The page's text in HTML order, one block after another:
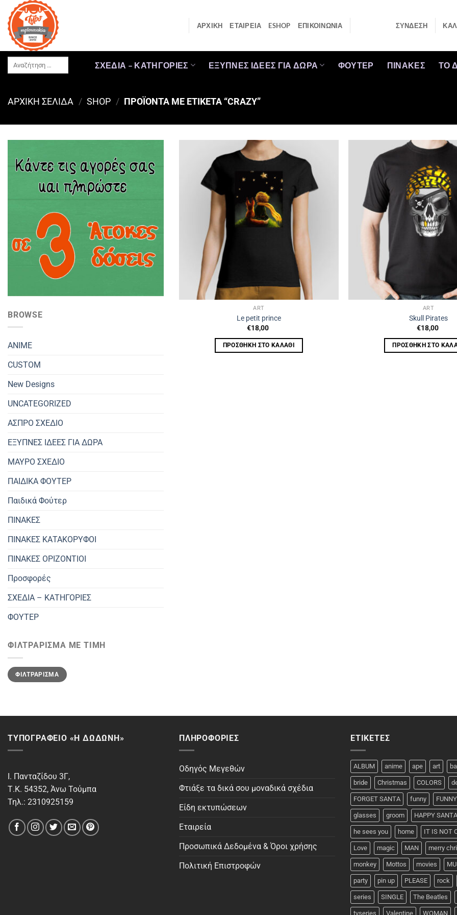
Μετάβαση
στο
περιεχόμενο
ΑΡΧΙΚΗ ΕΤΑΙΡΕΙΑ ESHOP ΕΠΙΚΟΙΝΩΝΙΑ ΣΎΝΔΕΣΗ
Αναζήτηση
ΣΧΕΔΙΑ – ΚΑΤΗΓΟΡΙΕΣ ΕΞΥΠΝΕΣ ΙΔΕΕΣ ΓΙΑ ΔΩΡΑ ΦΟΥΤΕΡ ΠΙΝΑΚΕΣ ΤΟ
ΑΡΧΙΚΉ ΣΕΛΊΔΑ / SHOP / ΠΡΟΪΌΝΤΑ ΜΕ ΕΤΙΚΈΤΑ “CRAZY”
BROWSE
ANIME
CUSTOM
New Designs
UNCATEGORIZED
ΑΣΠΡΟ ΣΧΕΔΙΟ
ΕΞΥΠΝΕΣ ΙΔΕΕΣ ΓΙΑ ΔΩΡΑ
ΜΑΥΡΟ ΣΧΕΔΙΟ
ΠΑΙΔΙΚΑ ΦΟΥΤΕΡ
Παιδικά Φούτερ
ΠΙΝΑΚΕΣ
ΠΙΝΑΚΕΣ ΚΑΤΑΚΟΡΥΦΟΙ
ΠΙΝΑΚΕΣ ΟΡΙΖΟΝΤΙΟΙ
Προσφορές
ΣΧΕΔΙΑ – ΚΑΤΗΓΟΡΙΕΣ
ΦΟΥΤΕΡ
ΦΙΛΤΡΆΡΙΣΜΑ ΜΕ ΤΙΜΉ
Ελάχιστη
τιμή
Μέγιστη
τιμήΦΙΛΤΡΆΡΙΣΜΑ
ART
Le petit prince
€18,00
ΠΡΟΣΘΉΚΗ ΣΤΟ ΚΑΛΆΘΙ
ART
Skull Pirates
€18,00
ΠΡΟΣΘΉΚΗ ΣΤΟ
ΤΥΠΟΓΡΑΦΕΙΟ «Η ΔΩΔΩΝΗ»
Ι. Πανταζίδου 3Γ,
Τ.Κ. 54352, Άνω Τούμπα
Τηλ.: 2310925159
ΠΛΗΡΟΦΟΡΊΕΣ
Οδηγός Μεγεθών
Φτιάξε τα δικά σου μοναδικά σχέδια
Είδη εκτυπώσεων
Εταιρεία
Προσωπικά Δεδομένα & Όροι χρήσης
Πολιτική Επιστροφών
ΕΤΙΚΈΤΕΣ
ALBUM anime ape art
bride Christmas COLORS
FORGET SANTA funny
glasses groom HAPPY SANTA
he sees you home IT IS NOT
Love magic MAN merry
monkey Mottos movies
party pin up PLEASE rock
series SINGLE The Beatles
tvseries Valentine WOMAN